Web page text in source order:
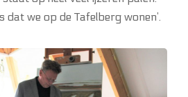
dat we op de Tafelberg wonen’.